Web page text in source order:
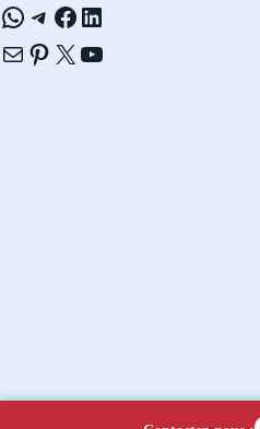
WhatsApp
Telegram
Facebook
LinkedIn
E-mailPinterest
X YouTube
Copyright © 2026 - Navicom Tunisie